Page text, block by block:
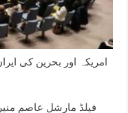
امریکہ اور بحرین کی
فیلڈ مارشل عاصم